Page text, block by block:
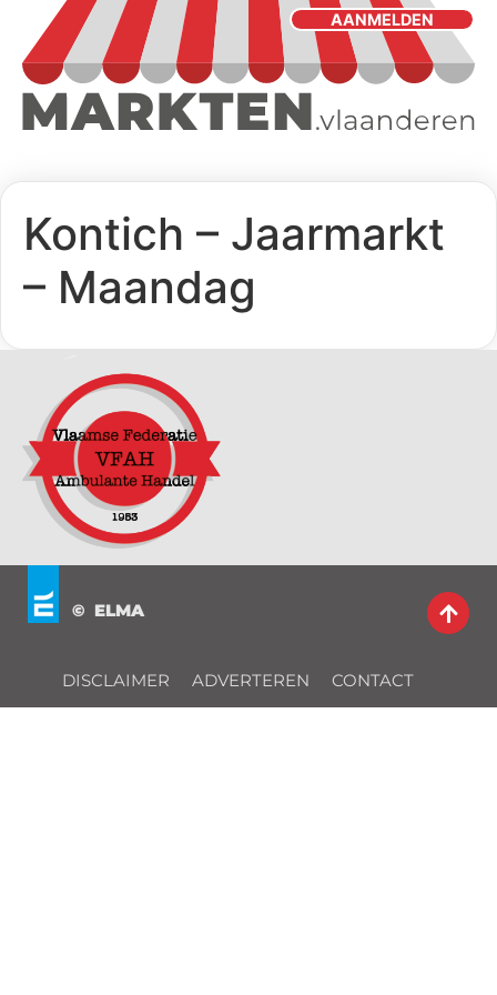
AANMELDEN
Kontich – Jaarmarkt
– Maandag
© ELMA
DISCLAIMER ADVERTEREN CONTACT